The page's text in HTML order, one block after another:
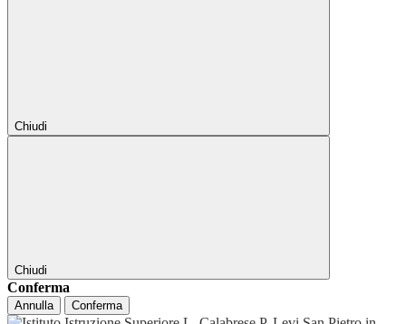
Chiudi
Chiudi
Conferma
Annulla Conferma